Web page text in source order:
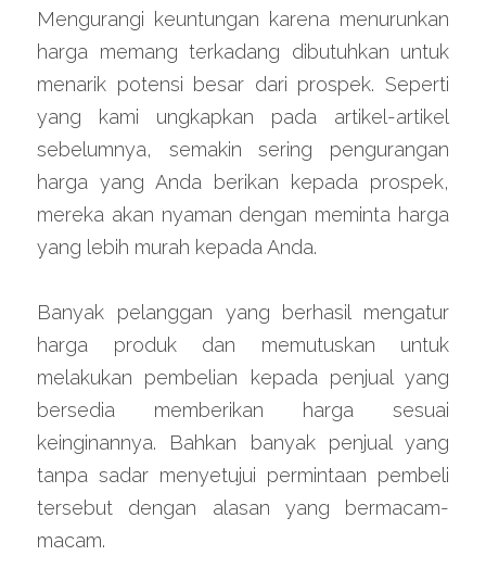
Mengurangi keuntungan karena menurunkan
harga memang terkadang dibutuhkan untuk
menarik potensi besar dari prospek. Seperti
yang kami ungkapkan pada artikel-artikel
sebelumnya, semakin sering pengurangan
harga yang Anda berikan kepada prospek,
mereka akan nyaman dengan meminta harga
yang lebih murah kepada Anda.
Banyak pelanggan yang berhasil mengatur
harga produk dan memutuskan untuk
melakukan pembelian kepada penjual yang
bersedia memberikan harga sesuai
keinginannya. Bahkan banyak penjual yang
tanpa sadar menyetujui permintaan pembeli
tersebut dengan alasan yang bermacam-
macam.